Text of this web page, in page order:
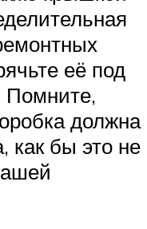
её под
Помните,
должна
как бы это не